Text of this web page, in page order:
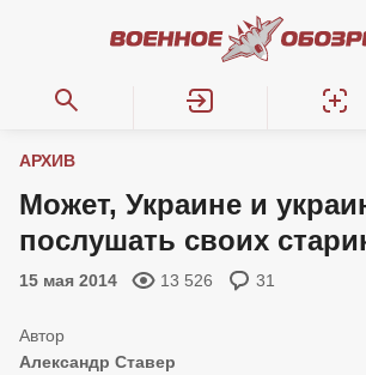
АРХИВ
Может, Украине и
послушать своих
15 мая 2014 13 526 31
Александр Ставер